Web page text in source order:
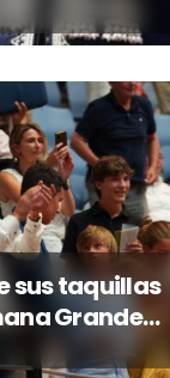
sus taquillas
Grande